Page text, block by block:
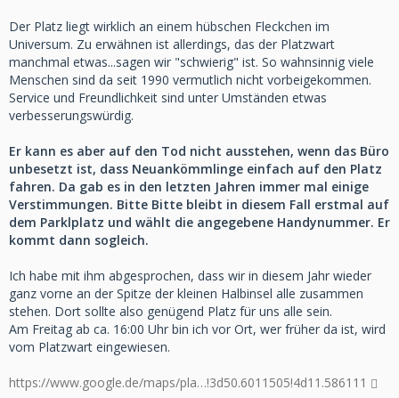
Der Platz liegt wirklich an einem hübschen Fleckchen im
Universum. Zu erwähnen ist allerdings, das der Platzwart
manchmal etwas...sagen wir "schwierig" ist. So wahnsinnig viele
Menschen sind da seit 1990 vermutlich nicht vorbeigekommen.
Service und Freundlichkeit sind unter Umständen etwas
verbesserungswürdig.
Er kann es aber auf den Tod nicht ausstehen, wenn das Büro
unbesetzt ist, dass Neuankömmlinge einfach auf den Platz
fahren. Da gab es in den letzten Jahren immer mal einige
Verstimmungen. Bitte Bitte bleibt in diesem Fall erstmal auf
dem Parklplatz und wählt die angegebene Handynummer. Er
kommt dann sogleich.
Ich habe mit ihm abgesprochen, dass wir in diesem Jahr wieder
ganz vorne an der Spitze der kleinen Halbinsel alle zusammen
stehen. Dort sollte also genügend Platz für uns alle sein.
Am Freitag ab ca. 16:00 Uhr bin ich vor Ort, wer früher da ist, wird
vom Platzwart eingewiesen.
https://www.google.de/maps/pla…!3d50.6011505!4d11.586111